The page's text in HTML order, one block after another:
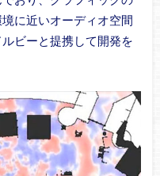
に近いオーディオ空間
ビーと提携して開発を